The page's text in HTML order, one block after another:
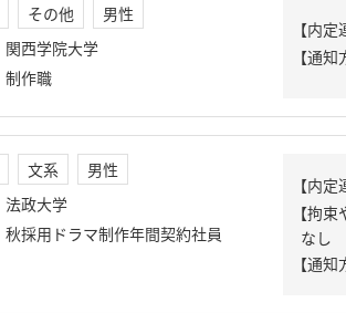
その他
男性
関西学院大学
制作職
【内
【通知
文系
男性
法政大学
秋採用ドラマ制作年間契約社員
【内
【拘束
なし
【通知